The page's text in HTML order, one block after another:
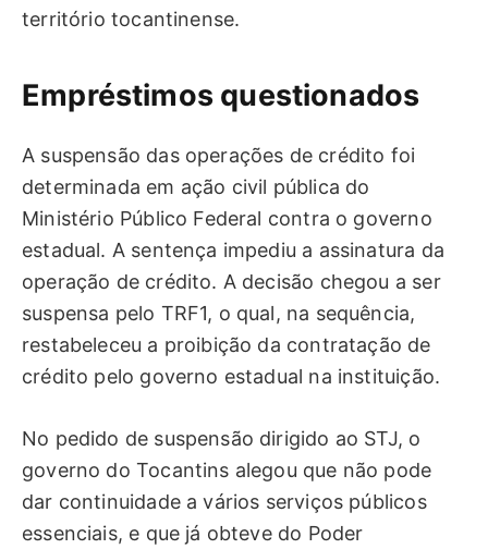
território tocantinense.
Empréstimos quest​​ionados
A suspensão das operações de crédito foi
determinada em ação civil pública do
Ministério Público Federal contra o governo
estadual. A sentença impediu a assinatura da
operação de crédito. A decisão chegou a ser
suspensa pelo TRF1, o qual, na sequência,
restabeleceu a proibição da contratação de
crédito pelo governo estadual na instituição.
No pedido de suspensão dirigido ao STJ, o
governo do Tocantins alegou que não pode
dar continuidade a vários serviços públicos
essenciais, e que já obteve do Poder